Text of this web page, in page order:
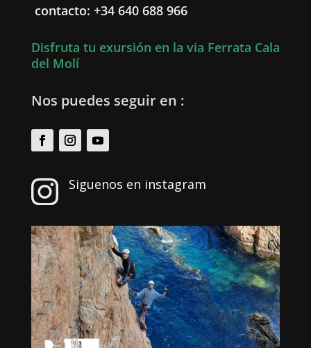
contacto: +34 640 688 966
Disfruta tu exursión en la via Ferrata Cala
del Molí
Nos puedes seguir en :
 Siguenos en instagram